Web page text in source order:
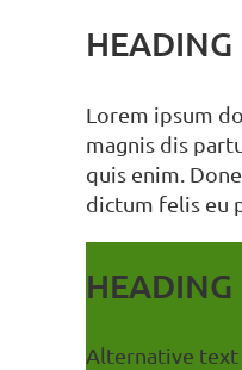
HEADING
Lorem ipsum
magnis dis
quis enim.
dictum felis eu
Alternative text